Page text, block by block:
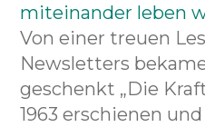
miteinander leben
Von einer treuen
Newsletters
geschenkt „Die
1963 erschienen